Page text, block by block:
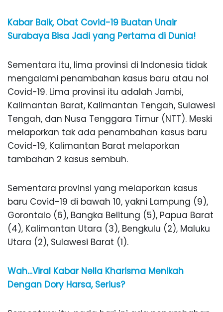
Kabar Baik, Obat Covid-19 Buatan Unair
Surabaya Bisa Jadi yang Pertama di Dunia!
Sementara itu, lima provinsi di Indonesia tidak
mengalami penambahan kasus baru atau nol
Covid-19. Lima provinsi itu adalah Jambi,
Kalimantan Barat, Kalimantan Tengah, Sulawesi
Tengah, dan Nusa Tenggara Timur (NTT). Meski
melaporkan tak ada penambahan kasus baru
Covid-19, Kalimantan Barat melaporkan
tambahan 2 kasus sembuh.
Sementara provinsi yang melaporkan kasus
baru Covid-19 di bawah 10, yakni Lampung (9),
Gorontalo (6), Bangka Belitung (5), Papua Barat
(4), Kalimantan Utara (3), Bengkulu (2), Maluku
Utara (2), Sulawesi Barat (1).
Wah…Viral Kabar Nella Kharisma Menikah
Dengan Dory Harsa, Serius?